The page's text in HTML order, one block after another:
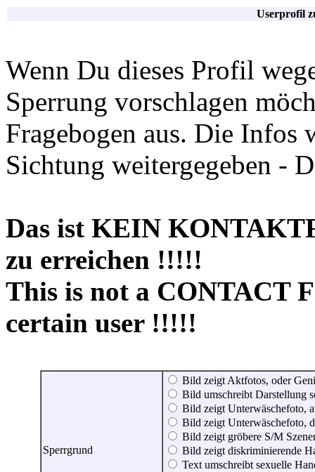
Userprofil
Wenn Du dieses Profil
Sperrung vorschlagen
Fragebogen aus. Die Infos
Sichtung weitergegeben -
Das ist KEIN
zu erreichen !!!!!
This is not a CONTACT
certain user !!!!!
Sperrgrund
Bild zeigt Aktfotos, oder
Bild umschreibt Darstellung
Bild zeigt Unterwäschefoto,
Bild zeigt Unterwäschefoto,
Bild zeigt gröbere S/M
Bild zeigt diskriminierende
Text umschreibt sexuelle